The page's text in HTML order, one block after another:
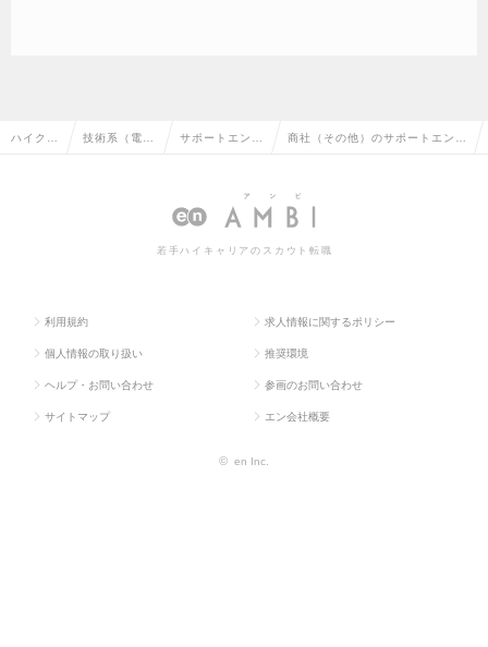
ハイクラ 技術系（電 サポートエンジ
子）
商社（その他）のサポートエンジ
情報一覧
若手ハイキャリアのスカウト転職
利用規約 求人情報に関するポリシー
個人情報の取り扱い 推奨環境
ヘルプ・お問い合わせ 参画のお問い合わせ
サイトマップ エン会社概要
© en Inc.